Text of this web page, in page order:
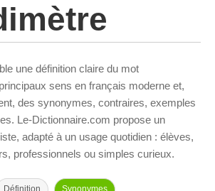
une définition claire du mot
sens en français moderne et,
des synonymes, contraires, exemples
Le-Dictionnaire.com propose un
adapté à un usage quotidien : élèves,
professionnels ou simples curieux.
Définition Synonymes